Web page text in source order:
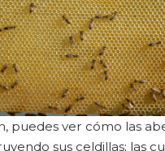
puedes ver cómo las
sus celdillas; las